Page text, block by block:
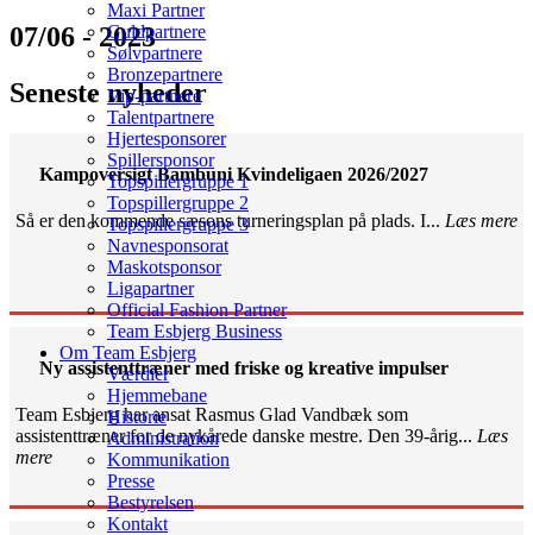
Maxi Partner
Guldpartnere
Sølvpartnere
Bronzepartnere
Vip-partnere
Talentpartnere
Hjertesponsorer
Spillersponsor
Topspillergruppe 1
Topspillergruppe 2
Topspillergruppe 3
Navnesponsorat
Maskotsponsor
Ligapartner
Official Fashion Partner
Team Esbjerg Business
Om Team Esbjerg
Værdier
Hjemmebane
Historie
Administration
Kommunikation
Presse
Bestyrelsen
Kontakt
07/06 - 2023
Seneste nyheder
Kampoversigt Bambuni Kvindeligaen 2026/2027
Så er den kommende sæsons turneringsplan på plads. I... Læs mere
Ny assistenttræner med friske og kreative impulser
Team Esbjerg har ansat Rasmus Glad Vandbæk som
assistenttræner for de nykårede danske mestre. Den 39-årig... Læs
mere